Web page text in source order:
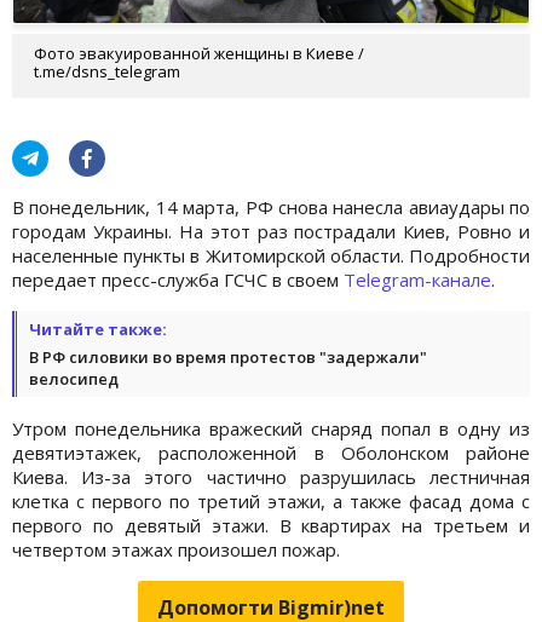
Фото эвакуированной женщины в Киеве /
t.me/dsns_telegram
В понедельник, 14 марта, РФ снова нанесла авиаудары по
городам Украины. На этот раз пострадали Киев, Ровно и
населенные пункты в Житомирской области. Подробности
передает пресс-служба ГСЧС в своем Telegram-канале.
Читайте также:
В РФ силовики во время протестов "задержали"
велосипед
Утром понедельника вражеский снаряд попал в одну из
девятиэтажек, расположенной в Оболонском районе
Киева. Из-за этого частично разрушилась лестничная
клетка с первого по третий этажи, а также фасад дома с
первого по девятый этажи. В квартирах на третьем и
четвертом этажах произошел пожар.
Допомогти Bigmir)net